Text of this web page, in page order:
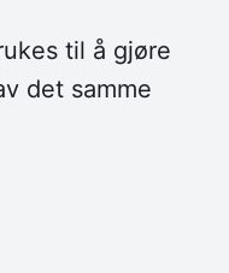
til å gjøre
det samme